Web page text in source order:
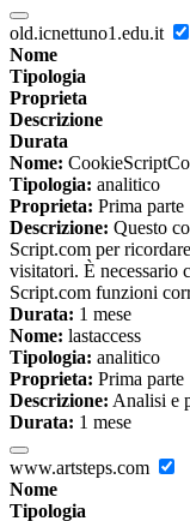
old.icnettuno1.edu.it
Nome
Tipologia
Proprieta
Descrizione
Durata
Nome:
Tipologia: analitico
Proprieta: Prima parte
Descrizione: Questo
Script.com per
visitatori. È necessario
Script.com funzioni
Durata: 1 mese
Nome: lastaccess
Tipologia: analitico
Proprieta: Prima parte
Descrizione: Analisi e
Durata: 1 mese
www.artsteps.com
Nome
Tipologia